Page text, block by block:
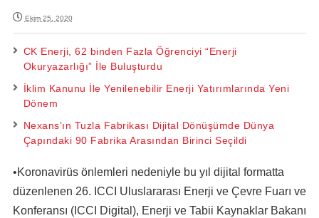
Ekim 25, 2020
CK Enerji, 62 binden Fazla Öğrenciyi “Enerji
Okuryazarlığı” İle Buluşturdu
İklim Kanunu İle Yenilenebilir Enerji Yatırımlarında Yeni
Dönem
Nexans’ın Tuzla Fabrikası Dijital Dönüşümde Dünya
Çapındaki 90 Fabrika Arasından Birinci Seçildi
•Koronavirüs önlemleri nedeniyle bu yıl dijital formatta
düzenlenen 26. ICCI Uluslararası Enerji ve Çevre Fuarı ve
Konferansı (ICCI Digital), Enerji ve Tabii Kaynaklar Bakanı